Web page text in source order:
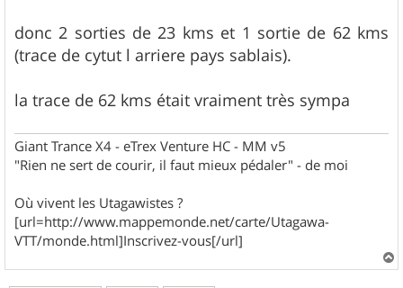
donc 2 sorties de 23 kms et 1 sortie de 62 kms
(trace de cytut l arriere pays sablais).
la trace de 62 kms était vraiment très sympa
Giant Trance X4 - eTrex Venture HC - MM v5
"Rien ne sert de courir, il faut mieux pédaler" - de moi
Où vivent les Utagawistes ?
[url=http://www.mappemonde.net/carte/Utagawa-
VTT/monde.html]Inscrivez-vous[/url]
a